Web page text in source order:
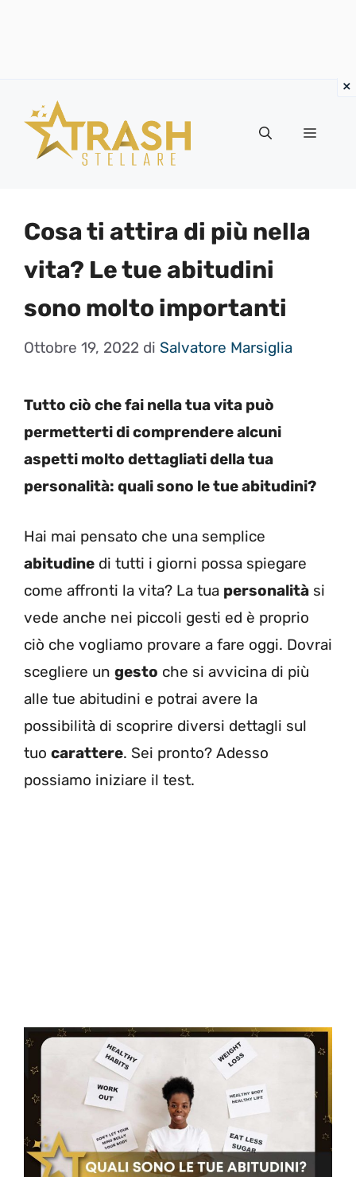
contenuto
Menu
Cosa ti attira di più nella
vita? Le tue abitudini
sono molto importanti
Ottobre 19, 2022 di Salvatore Marsiglia
Tutto ciò che fai nella tua vita può
permetterti di comprendere alcuni
aspetti molto dettagliati della tua
personalità: quali sono le tue abitudini?
Hai mai pensato che una semplice
abitudine di tutti i giorni possa spiegare
come affronti la vita? La tua personalità si
vede anche nei piccoli gesti ed è proprio
ciò che vogliamo provare a fare oggi. Dovrai
scegliere un gesto che si avvicina di più
alle tue abitudini e potrai avere la
possibilità di scoprire diversi dettagli sul
tuo carattere. Sei pronto? Adesso
possiamo iniziare il test.